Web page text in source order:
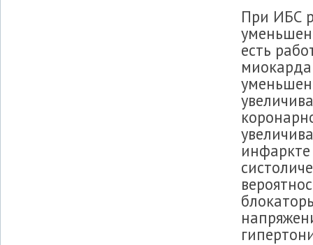
При ИБС
есть